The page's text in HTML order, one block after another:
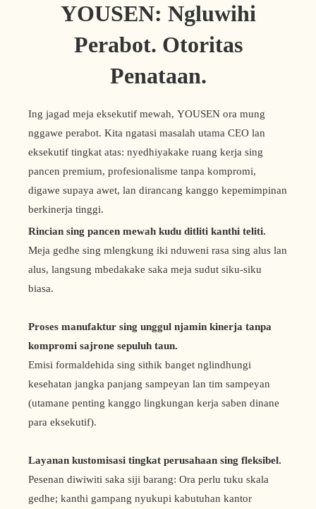
YOUSEN: Ngluwihi
Perabot. Otoritas
Penataan.
Ing jagad meja eksekutif mewah, YOUSEN ora mung
nggawe perabot. Kita ngatasi masalah utama CEO lan
eksekutif tingkat atas: nyedhiyakake ruang kerja sing
pancen premium, profesionalisme tanpa kompromi,
digawe supaya awet, lan dirancang kanggo kepemimpinan
berkinerja tinggi.
Rincian sing pancen mewah kudu ditliti kanthi teliti.
Meja gedhe sing mlengkung iki nduweni rasa sing alus lan
alus, langsung mbedakake saka meja sudut siku-siku
biasa.
Proses manufaktur sing unggul njamin kinerja tanpa
kompromi sajrone sepuluh taun.
Emisi formaldehida sing sithik banget nglindhungi
kesehatan jangka panjang sampeyan lan tim sampeyan
(utamane penting kanggo lingkungan kerja saben dinane
para eksekutif).
Layanan kustomisasi tingkat perusahaan sing fleksibel.
Pesenan diwiwiti saka siji barang: Ora perlu tuku skala
gedhe; kanthi gampang nyukupi kabutuhan kantor